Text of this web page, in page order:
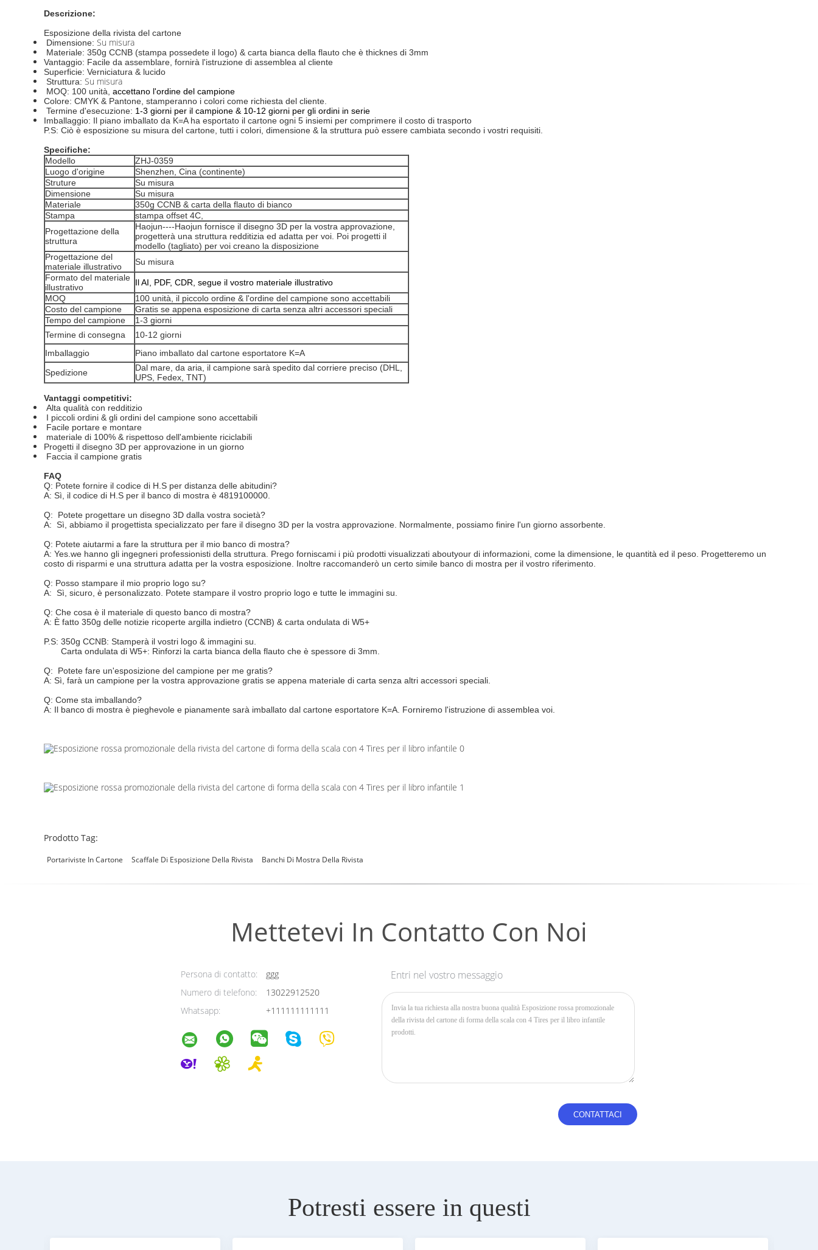
Descrizione:
Esposizione della rivista del cartone
Dimensione: Su misura
Materiale: 350g CCNB (stampa possedete il logo) & carta bianca della flauto che è thicknes di 3mm
Vantaggio: Facile da assemblare, fornirà l'istruzione di assemblea al cliente
Superficie: Verniciatura & lucido
Struttura: Su misura
MOQ: 100 unità, accettano l'ordine del campione
Colore: CMYK & Pantone, stamperanno i colori come richiesta del cliente.
Termine d'esecuzione: 1-3 giorni per il campione & 10-12 giorni per gli ordini in serie
Imballaggio: Il piano imballato da K=A ha esportato il cartone ogni 5 insiemi per comprimere il costo di trasporto
P.S: Ciò è esposizione su misura del cartone, tutti i colori, dimensione & la struttura può essere cambiata secondo i vostri requisiti.
Specifiche:
Modello
ZHJ-0359
Luogo d'origine
Shenzhen, Cina (continente)
Struture
Su misura
Dimensione
Su misura
Materiale
350g CCNB & carta della flauto di bianco
Stampa
stampa offset 4C,
Progettazione della
struttura
Haojun----Haojun fornisce il disegno 3D per la vostra approvazione,
progetterà una struttura redditizia ed adatta per voi. Poi progetti il
modello (tagliato) per voi creano la disposizione
Progettazione del
materiale illustrativo
Su misura
Formato del materiale
illustrativo
Il AI, PDF, CDR, segue il vostro materiale illustrativo
MOQ
100 unità, il piccolo ordine & l'ordine del campione sono accettabili
Costo del campione
Gratis se appena esposizione di carta senza altri accessori speciali
Tempo del campione
1-3 giorni
Termine di consegna
10-12 giorni
Imballaggio
Piano imballato dal cartone esportatore K=A
Spedizione
Dal mare, da aria, il campione sarà spedito dal corriere preciso (DHL,
UPS, Fedex, TNT)
Vantaggi competitivi:
Alta qualità con redditizio
I piccoli ordini & gli ordini del campione sono accettabili
Facile portare e montare
materiale di 100% & rispettoso dell'ambiente riciclabili
Progetti il disegno 3D per approvazione in un giorno
Faccia il campione gratis
FAQ
Q: Potete fornire il codice di H.S per distanza delle abitudini?
A: Sì, il codice di H.S per il banco di mostra è 4819100000.
Q: Potete progettare un disegno 3D dalla vostra società?
A: Sì, abbiamo il progettista specializzato per fare il disegno 3D per la vostra approvazione. Normalmente, possiamo finire l'un giorno assorbente.
Q: Potete aiutarmi a fare la struttura per il mio banco di mostra?
A: Yes.we hanno gli ingegneri professionisti della struttura. Prego forniscami i più prodotti visualizzati aboutyour di informazioni, come la dimensione, le quantità ed il peso. Progetteremo un
costo di risparmi e una struttura adatta per la vostra esposizione. Inoltre raccomanderò un certo simile banco di mostra per il vostro riferimento.
Q: Posso stampare il mio proprio logo su?
A: Sì, sicuro, è personalizzato. Potete stampare il vostro proprio logo e tutte le immagini su.
Q: Che cosa è il materiale di questo banco di mostra?
A: È fatto 350g delle notizie ricoperte argilla indietro (CCNB) & carta ondulata di W5+
P.S: 350g CCNB: Stamperà il vostri logo & immagini su.
Carta ondulata di W5+: Rinforzi la carta bianca della flauto che è spessore di 3mm.
Q: Potete fare un'esposizione del campione per me gratis?
A: Sì, farà un campione per la vostra approvazione gratis se appena materiale di carta senza altri accessori speciali.
Q: Come sta imballando?
A: Il banco di mostra è pieghevole e pianamente sarà imballato dal cartone esportatore K=A. Forniremo l'istruzione di assemblea voi.
Prodotto Tag:
Portariviste In Cartone Scaffale Di Esposizione Della Rivista Banchi Di Mostra Della Rivista
Mettetevi In ​​contatto Con Noi
Persona di contatto:
ggg
Numero di telefono:
13022912520
Whatsapp:
+111111111111
Entri nel vostro messaggio
Potresti essere in questi